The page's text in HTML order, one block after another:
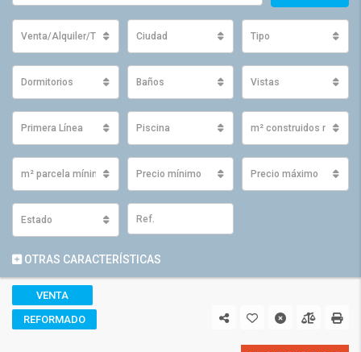
Venta/Alquiler/Traspaso Ciudad Tipo
Dormitorios Baños Vistas
Primera Línea Piscina m² construidos
m² parcela mínimos Precio mínimo Precio máximo
Estado
OTRAS CARACTERÍSTICAS
VENTA
REFORMADO